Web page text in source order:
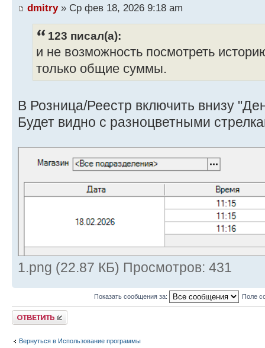
dmitry» Ср фев 18, 2026 9:18 am
123 писал(а):
и не возможность посмотреть
только общие суммы.
В Розница/Реестр включить внизу
Будет видно с разноцветными
1.png (22.87 КБ) Просмотров: 431
Показать сообщения за: Поле
Ответить
Вернуться в Использование программы